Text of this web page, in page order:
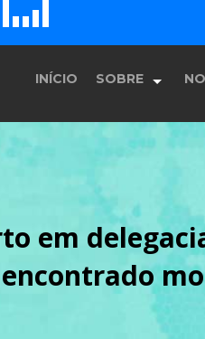
E F G
INÍCIO SOBRE
História
Equipe
Programação
em